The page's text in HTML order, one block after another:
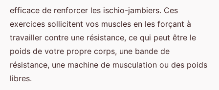
efficace de renforcer les ischio-jambiers. Ces
exercices sollicitent vos muscles en les forçant à
travailler contre une résistance, ce qui peut être le
poids de votre propre corps, une bande de
résistance, une machine de musculation ou des poids
libres.